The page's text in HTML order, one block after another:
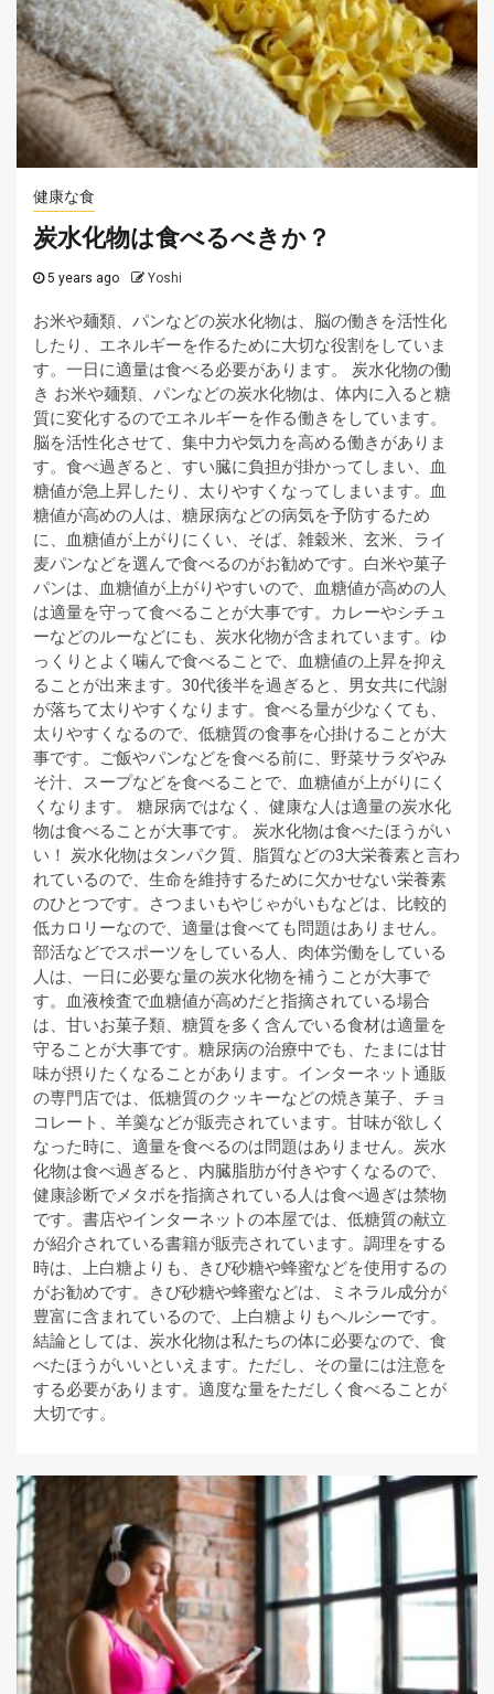
健康な食
炭水化物は食べるべきか？
5 years ago Yoshi
お米や麺類、パンなどの炭水化物は、脳の働きを活性化
したり、エネルギーを作るために大切な役割をしていま
す。一日に適量は食べる必要があります。 炭水化物の働
き お米や麺類、パンなどの炭水化物は、体内に入ると糖
質に変化するのでエネルギーを作る働きをしています。
脳を活性化させて、集中力や気力を高める働きがありま
す。食べ過ぎると、すい臓に負担が掛かってしまい、血
糖値が急上昇したり、太りやすくなってしまいます。血
糖値が高めの人は、糖尿病などの病気を予防するため
に、血糖値が上がりにくい、そば、雑穀米、玄米、ライ
麦パンなどを選んで食べるのがお勧めです。白米や菓子
パンは、血糖値が上がりやすいので、血糖値が高めの人
は適量を守って食べることが大事です。カレーやシチュ
ーなどのルーなどにも、炭水化物が含まれています。ゆ
っくりとよく噛んで食べることで、血糖値の上昇を抑え
ることが出来ます。30代後半を過ぎると、男女共に代謝
が落ちて太りやすくなります。食べる量が少なくても、
太りやすくなるので、低糖質の食事を心掛けることが大
事です。ご飯やパンなどを食べる前に、野菜サラダやみ
そ汁、スープなどを食べることで、血糖値が上がりにく
くなります。 糖尿病ではなく、健康な人は適量の炭水化
物は食べることが大事です。 炭水化物は食べたほうがい
い！ 炭水化物はタンパク質、脂質などの3大栄養素と言わ
れているので、生命を維持するために欠かせない栄養素
のひとつです。さつまいもやじゃがいもなどは、比較的
低カロリーなので、適量は食べても問題はありません。
部活などでスポーツをしている人、肉体労働をしている
人は、一日に必要な量の炭水化物を補うことが大事で
す。血液検査で血糖値が高めだと指摘されている場合
は、甘いお菓子類、糖質を多く含んでいる食材は適量を
守ることが大事です。糖尿病の治療中でも、たまには甘
味が摂りたくなることがあります。インターネット通販
の専門店では、低糖質のクッキーなどの焼き菓子、チョ
コレート、羊羹などが販売されています。甘味が欲しく
なった時に、適量を食べるのは問題はありません。炭水
化物は食べ過ぎると、内臓脂肪が付きやすくなるので、
健康診断でメタボを指摘されている人は食べ過ぎは禁物
です。書店やインターネットの本屋では、低糖質の献立
が紹介されている書籍が販売されています。調理をする
時は、上白糖よりも、きび砂糖や蜂蜜などを使用するの
がお勧めです。きび砂糖や蜂蜜などは、ミネラル成分が
豊富に含まれているので、上白糖よりもヘルシーです。
結論としては、炭水化物は私たちの体に必要なので、食
べたほうがいいといえます。ただし、その量には注意を
する必要があります。適度な量をただしく食べることが
大切です。